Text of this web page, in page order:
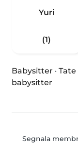
Yuri
(1)
Babysitter · Tate
babysitter
Segnala